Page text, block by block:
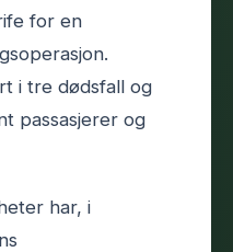
for en
i tre dødsfall og
passasjerer og
har, i